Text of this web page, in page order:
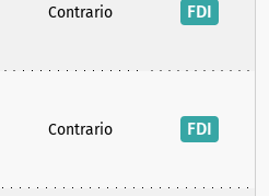
Contrario FDI
Contrario FDI